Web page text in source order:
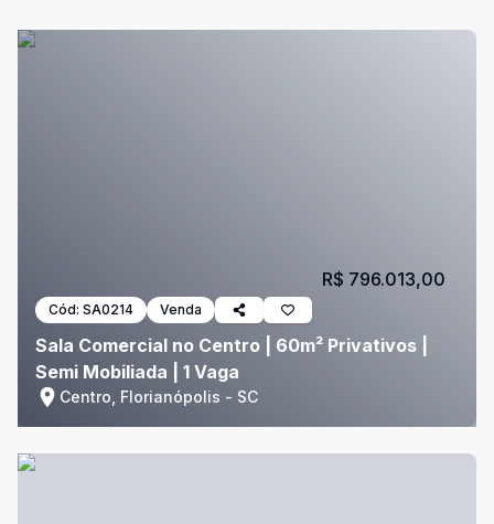
Cód: SA0214 Venda
Sala Comercial no Centro | 60m² Privativos |
Semi Mobiliada | 1 Vaga
Centro, Florianópolis - SC
R$ 796.013,00